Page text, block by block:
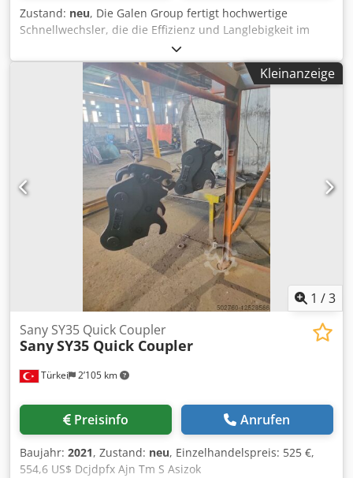
Zustand: neu, Die Galen Group fertigt hochwertige
Schnellwechsler, die die Effizienz und Langlebigkeit im
Schwermaschinenbau maximieren. Für detaillierte
Informationen und Anfragen kontaktieren Sie uns bitte.
Dcedpfxsv Nv Dre Aizek
Kleinanzeige
1 /3
Türkei 2’105 km
Sany SY35 Quick Coupler
SanySY35 Quick Coupler
Preisinfo Anrufen
Baujahr: 2021, Zustand: neu, Einzelhandelspreis: 525 €,
554,6 US$ Dcjdpfx Ajn Tm S Asizok